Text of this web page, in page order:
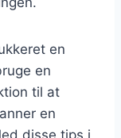
en
en
til at
en
disse tips i